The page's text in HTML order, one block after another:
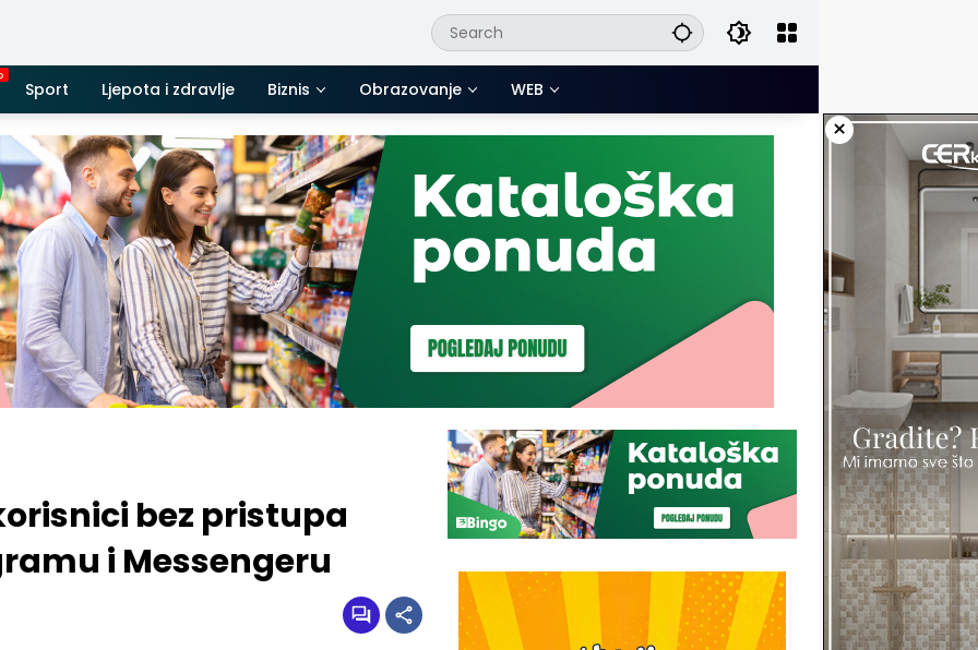
Sport Ljepota i zdravlje Biznis Obrazovanje WEB
×
bez pristupa
i Messengeru